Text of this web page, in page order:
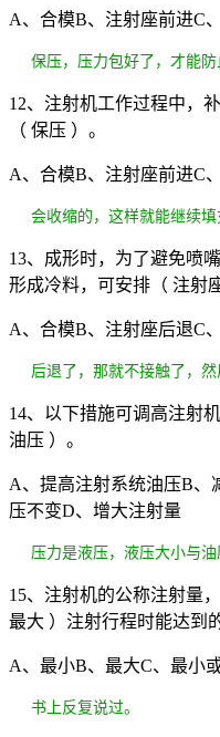
A、合模B、注射座前进C
保压，压力包好了，才能防
12、注射机工作过程中，
（ 保压 ）。
A、合模B、注射座前进C
会收缩的，这样就能继续填
13、成形时，为了避免喷
形成冷料，可安排（ 注射
A、合模B、注射座后退C
后退了，那就不接触了，然
14、以下措施可调高注射
油压 ）。
A、提高注射系统油压B、
压不变D、增大注射量
压力是液压，液压大小与油
15、注射机的公称注射量
最大 ）注射行程时能达到
A、最小B、最大C、最小
书上反复说过。